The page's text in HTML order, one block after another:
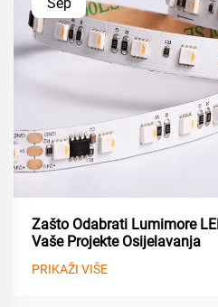
Zašto Odabrati Lumimore
Vaše Projekte Osijelavanja
PRIKAŽI VIŠE